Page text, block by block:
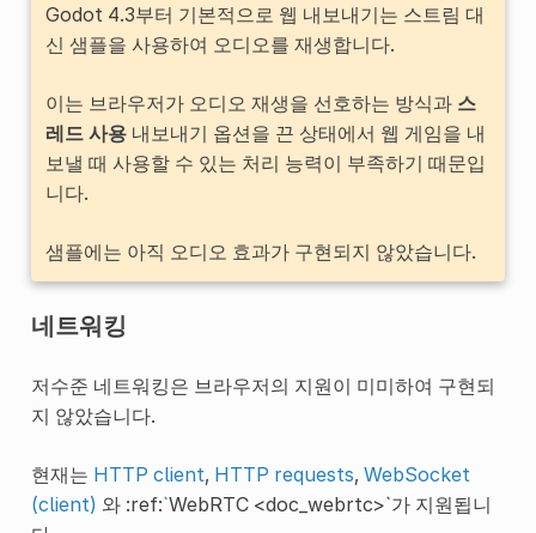
Godot 4.3부터 기본적으로 웹 내보내기는 스트림 대
신 샘플을 사용하여 오디오를 재생합니다.
이는 브라우저가 오디오 재생을 선호하는 방식과 스
레드 사용내보내기 옵션을 끈 상태에서 웹 게임을 내
보낼 때 사용할 수 있는 처리 능력이 부족하기 때문입
니다.
샘플에는 아직 오디오 효과가 구현되지 않았습니다.
네트워킹
저수준 네트워킹은 브라우저의 지원이 미미하여 구현되
지 않았습니다.
현재는 HTTP client, HTTP requests, WebSocket
(client) 와 :ref:`WebRTC <doc_webrtc>`가 지원됩니